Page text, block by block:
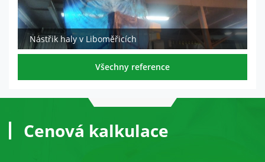
Nástřik haly v Liboměřicích
Všechny reference
Cenová kalkulace